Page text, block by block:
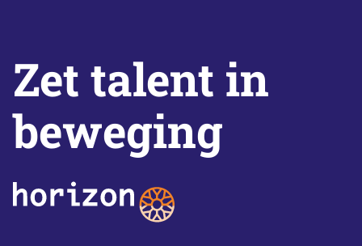
Zet talent in
beweging